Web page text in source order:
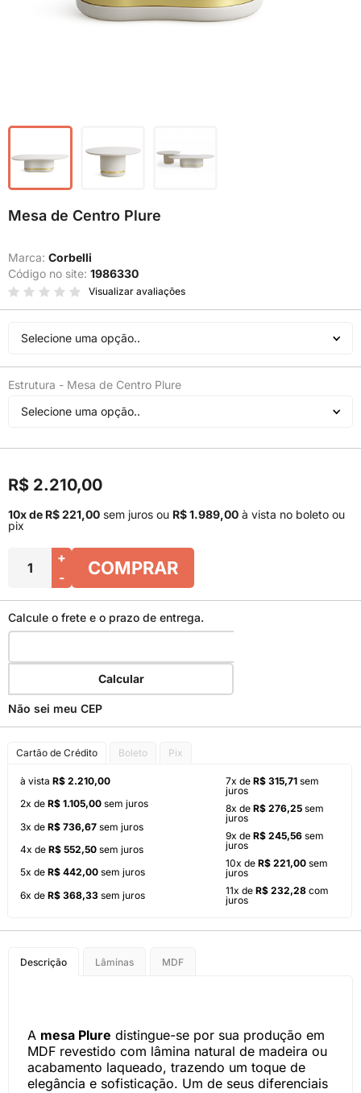
Mesa de Centro Plure
Marca: Corbelli
Código no site: 1986330
Visualizar avaliações
Selecione uma opção..
Estrutura - Mesa de Centro Plure
Selecione uma opção..
R$ 2.210,00
10x de R$ 221,00 sem juros ou R$ 1.989,00 à vista no boleto ou
pix
+
-
COMPRAR
Calcule o frete e o prazo de entrega.
Calcular
Não sei meu CEP
Cartão de Crédito Boleto Pix
à vista R$ 2.210,00
2x de R$ 1.105,00 sem juros
3x de R$ 736,67 sem juros
4x de R$ 552,50 sem juros
5x de R$ 442,00 sem juros
6x de R$ 368,33 sem juros
7x de R$ 315,71 sem
juros
8x de R$ 276,25 sem
juros
9x de R$ 245,56 sem
juros
10x de R$ 221,00 sem
juros
11x de R$ 232,28 com
juros
Descrição Lâminas MDF
A mesa Plure distingue-se por sua produção em
MDF revestido com lâmina natural de madeira ou
acabamento laqueado, trazendo um toque de
elegância e sofisticação. Um de seus diferenciais